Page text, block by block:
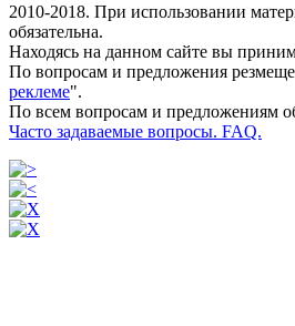
2010-2018. При использовании
обязательна.
Находясь на данном сайте вы
По вопросам и предложения
реклеме".
По всем вопросам и предложениям
Часто задаваемые вопросы. FAQ.